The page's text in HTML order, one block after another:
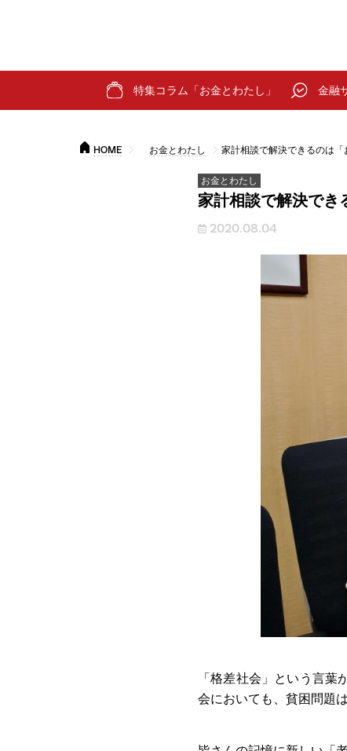
特集コラム「お金とわたし」 金融
HOME お金とわたし 家計相談で解決できるのは
お金とわたし
家計相談で解決でき
2020.08.04
「格差社会」という言
会においても、貧困問題